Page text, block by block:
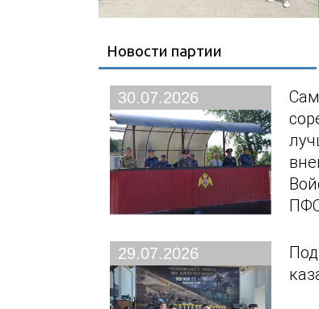
Новости партии
30.07.2026
29.07.2026